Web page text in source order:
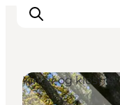
Kirker og klostre